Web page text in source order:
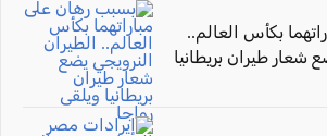
بكأس العالم..
شعار طيران بريطانيا